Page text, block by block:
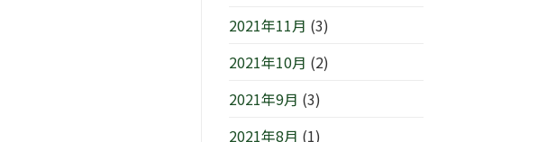
2021年11月 (3)
2021年10月 (2)
2021年9月 (3)
2021年8月 (1)